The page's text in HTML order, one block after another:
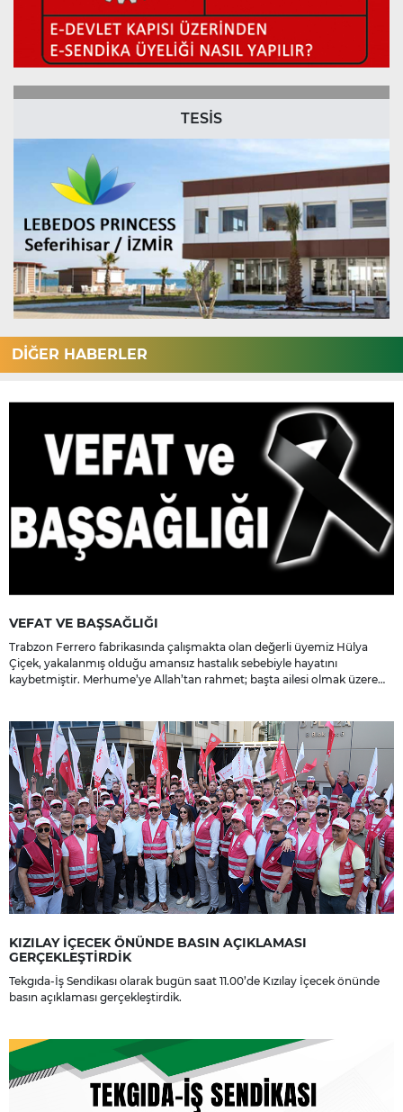
TESİS
DİĞER HABERLER
VEFAT VE BAŞSAĞLIĞI
Trabzon Ferrero fabrikasında çalışmakta olan değerli üyemiz Hülya
Çiçek, yakalanmış olduğu amansız hastalık sebebiyle hayatını
kaybetmiştir. Merhume’ye Allah’tan rahmet; başta ailesi olmak üzere
KIZILAY İÇECEK ÖNÜNDE BASIN AÇIKLAMASI
GERÇEKLEŞTİRDİK
Tekgıda-İş Sendikası olarak bugün saat 11.00’de Kızılay İçecek önünde
basın açıklaması gerçekleştirdik.